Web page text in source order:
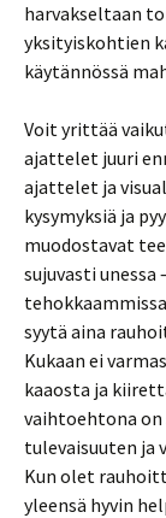
harvakseltaan
yksityiskohtien
käytännössä
Voit yrittää
ajattelet juuri
ajattelet ja
kysymyksiä ja
muodostavat
sujuvasti unessa
syytä aina
Kukaan ei
kaaosta ja
vaihtoehtona on
tulevaisuuten ja
Kun olet
yleensä hyvin